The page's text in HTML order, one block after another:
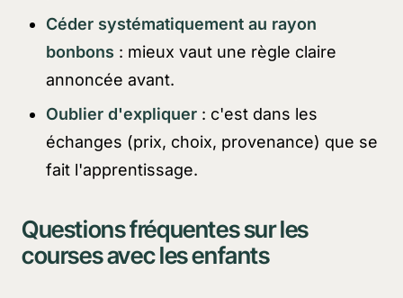
Céder systématiquement au rayon
bonbons : mieux vaut une règle claire
annoncée avant.
Oublier d'expliquer : c'est dans les
échanges (prix, choix, provenance) que se
fait l'apprentissage.
Questions fréquentes sur les
courses avec les enfants